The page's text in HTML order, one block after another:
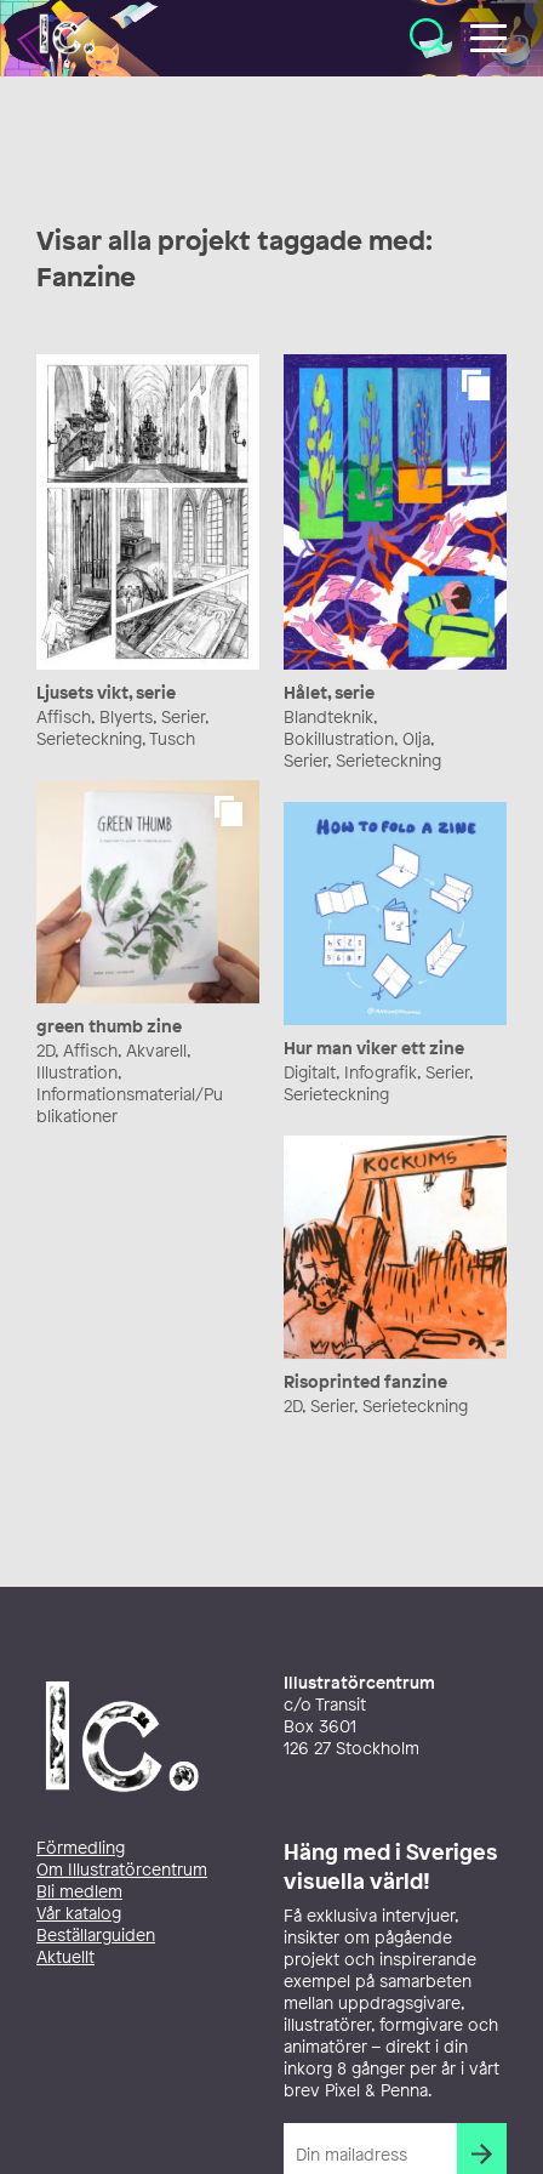
Illustratörcentrum
Visar alla projekt taggade med:
Fanzine
Ljusets vikt, serie
Affisch, Blyerts, Serier,
Serieteckning, Tusch
Hålet, serie
Blandteknik,
Bokillustration, Olja,
Serier, Serieteckning
green thumb zine
2D, Affisch, Akvarell,
Illustration,
Informationsmaterial/Pu
blikationer
Hur man viker ett zine
Digitalt, Infografik, Serier,
Serieteckning
Risoprinted fanzine
2D, Serier, Serieteckning
Illustratörcentrum
c/o Transit
Box 3601
126 27 Stockholm
Förmedling
Om Illustratörcentrum
Bli medlem
Vår katalog
Beställarguiden
Aktuellt
Häng med i Sveriges
visuella värld!
Få exklusiva intervjuer,
insikter om pågående
projekt och inspirerande
exempel på samarbeten
mellan uppdragsgivare,
illustratörer, formgivare och
animatörer – direkt i din
inkorg 8 gånger per år i vårt
brev Pixel & Penna.